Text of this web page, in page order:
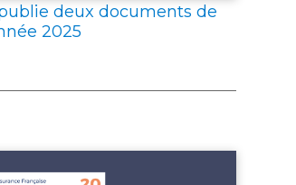
deux documents de
2025